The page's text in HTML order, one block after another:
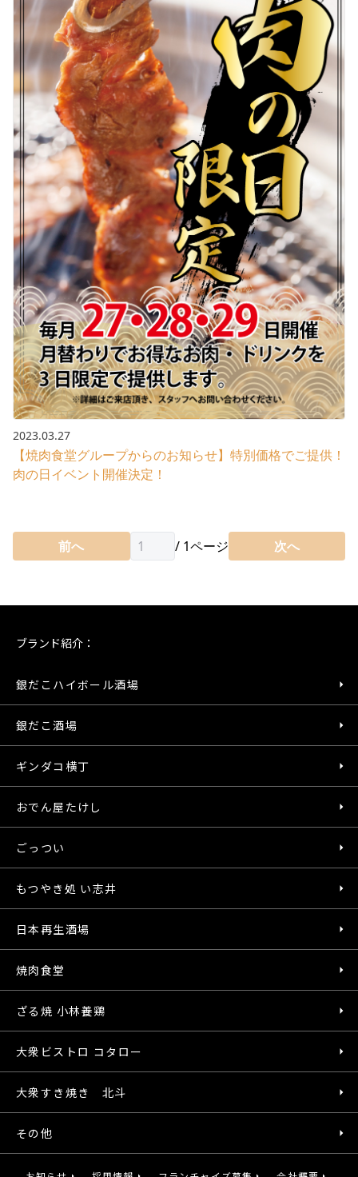
2023.03.27
【焼肉食堂グループからのお知らせ】特別価格でご提供！
肉の日イベント開催決定！
前へ / 1ページ 次へ
ブランド紹介：
銀だこハイボール酒場
銀だこ酒場
ギンダコ横丁
おでん屋たけし
ごっつい
もつやき処 い志井
日本再生酒場
焼肉食堂
ざる焼 小林養鶏
大衆ビストロ コタロー
大衆すき焼き 北斗
その他